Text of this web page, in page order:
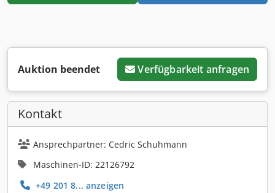
Auktion beendet Verfügbarkeit anfragen
Kontakt
Ansprechpartner: Cedric Schuhmann
Maschinen-ID: 22126792
+49 201 8... anzeigen